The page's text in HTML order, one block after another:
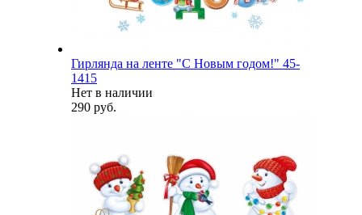
Гирлянда на ленте "С Новым годом!" 45-
1415
Нет в наличии
290 руб.